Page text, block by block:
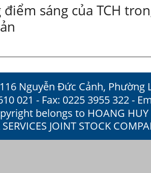
sáng của TCH
Nguyễn Đức Cảnh, Phường
021 - Fax: 0225 3955 322 -
belongs to HOANG HUY
JOINT STOCK